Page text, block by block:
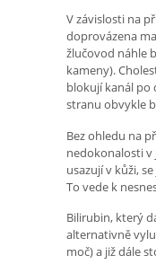
V závislosti na
doprovázena
žlučovod náhle
kameny).
blokují kanál po
stranu obvykle
Bez ohledu na
nedokonalosti v
usazují v kůži,
To vede k
Bilirubin, který
alternativně
moč) a již dále